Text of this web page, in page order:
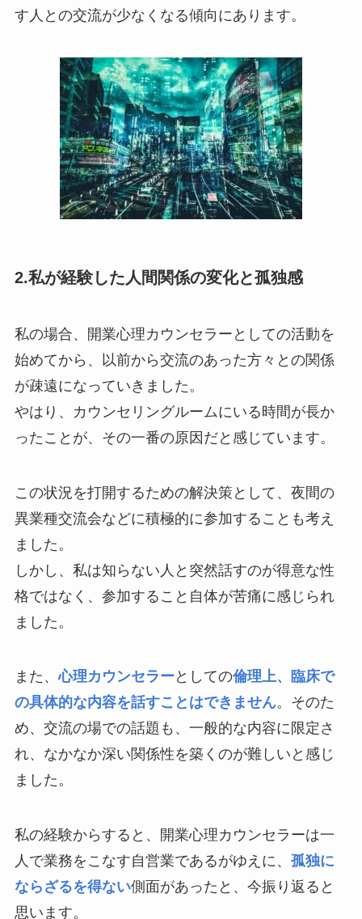
す人との交流が少なくなる傾向にあります。
2.私が経験した人間関係の変化と孤独感
私の場合、開業心理カウンセラーとしての活動を
始めてから、以前から交流のあった方々との関係
が疎遠になっていきました。
やはり、カウンセリングルームにいる時間が長か
ったことが、その一番の原因だと感じています。
この状況を打開するための解決策として、夜間の
異業種交流会などに積極的に参加することも考え
ました。
しかし、私は知らない人と突然話すのが得意な性
格ではなく、参加すること自体が苦痛に感じられ
ました。
また、心理カウンセラー としての倫理上、臨床で
の具体的な内容を話すことはできません。そのた
め、交流の場での話題も、一般的な内容に限定さ
れ、なかなか深い関係性を築くのが難しいと感じ
ました。
私の経験からすると、開業心理カウンセラーは一
人で業務をこなす自営業であるがゆえに、 孤独に
ならざるを得ない側面があったと、今振り返ると
思います。